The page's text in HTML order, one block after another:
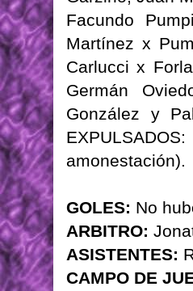
Facundo
Martínez x
Carlucci x
Germán
González y
amonestación).
GOLES: No
ARBITRO:
ASISTENTES:
CAMPO DE